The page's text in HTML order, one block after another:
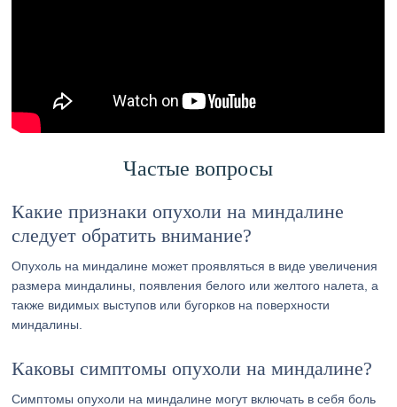
Частые вопросы
Какие признаки опухоли на миндалине
следует обратить внимание?
Опухоль на миндалине может проявляться в виде увеличения
размера миндалины, появления белого или желтого налета, а
также видимых выступов или бугорков на поверхности
миндалины.
Каковы симптомы опухоли на миндалине?
Симптомы опухоли на миндалине могут включать в себя боль